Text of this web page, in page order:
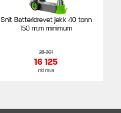
Snit Batteridrevet jekk 40 tonn
150 m.m minimum
26 301
16 125
inkl mva